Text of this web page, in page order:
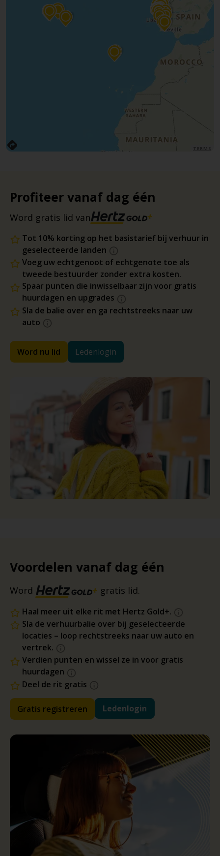
Profiteer vanaf dag één
Word gratis lid van
Tot 10% korting op het basistarief bij verhuur in
geselecteerde landen
Voeg uw echtgenoot of echtgenote toe als
tweede bestuurder zonder extra kosten.
Spaar punten die inwisselbaar zijn voor gratis
huurdagen en upgrades
Sla de balie over en ga rechtstreeks naar uw
auto
Word nu lid Ledenlogin
Voordelen vanaf dag één
Word gratis lid.
Haal meer uit elke rit met Hertz Gold+.
Sla de verhuurbalie over bij geselecteerde
locaties – loop rechtstreeks naar uw auto en
vertrek.
Verdien punten en wissel ze in voor gratis
huurdagen
Deel de rit gratis
Gratis registreren Ledenlogin